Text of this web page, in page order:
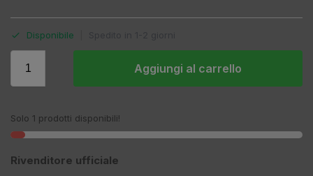
Disponibile
Aggiungi al carrello
Solo 1 prodotti disponibili!
Rivenditore ufficiale